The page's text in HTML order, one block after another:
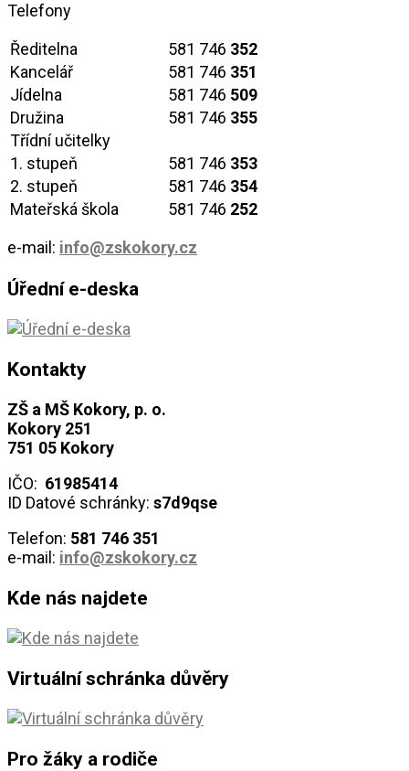
Telefony
Ředitelna
581 746 352
Kancelář
581 746 351
Jídelna
581 746 509
Družina
581 746 355
Třídní učitelky
1. stupeň
581 746 353
2. stupeň
581 746 354
Mateřská škola
581 746 252
e-mail: info@zskokory.cz
Úřední e-deska
Kontakty
ZŠ a MŠ Kokory, p. o.
Kokory 251
751 05 Kokory
IČO: 61985414
ID Datové schránky: s7d9qse
Telefon: 581 746 351
e-mail: info@zskokory.cz
Kde nás najdete
Virtuální schránka důvěry
Pro žáky a rodiče